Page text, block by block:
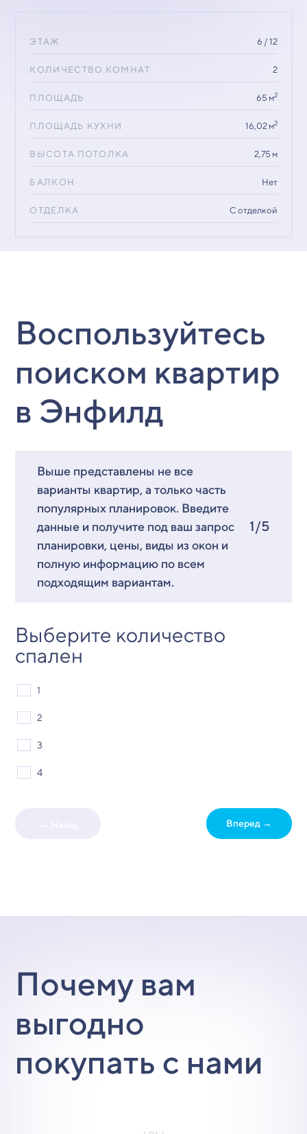
ЭТАЖ 6 / 12
КОЛИЧЕСТВО КОМНАТ 2
ПЛОЩАДЬ 65 м2
ПЛОЩАДЬ КУХНИ 16,02 м2
ВЫСОТА ПОТОЛКА 2,75 м
БАЛКОН Нет
ОТДЕЛКА С отделкой
Воспользуйтесь
поиском квартир
в Энфилд
Выше представлены не все
варианты квартир, а только часть
популярных планировок. Введите
данные и получите под ваш запрос
планировки, цены, виды из окон и
полную информацию по всем
подходящим вариантам.
1/5
Выберите количество
спален
1
2
3
4
Вперед →
Почему вам
выгодно
покупать с нами